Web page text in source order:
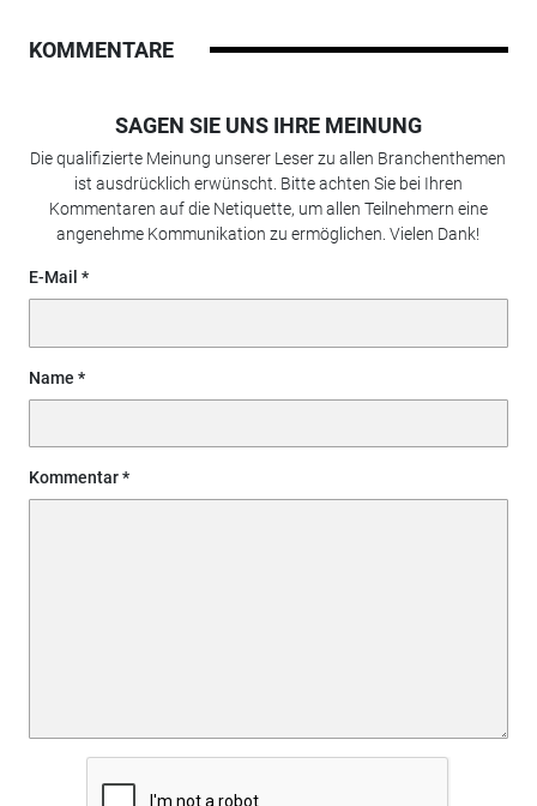
KOMMENTARE
SAGEN SIE UNS IHRE MEINUNG
Die qualifizierte Meinung unserer Leser zu allen Branchenthemen
ist ausdrücklich erwünscht. Bitte achten Sie bei Ihren
Kommentaren auf die Netiquette, um allen Teilnehmern eine
angenehme Kommunikation zu ermöglichen. Vielen Dank!
E-Mail
Name
Kommentar